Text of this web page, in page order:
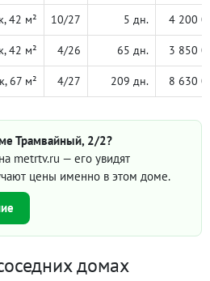
42 м² 10/27 5 дн. 4 200
42 м² 4/26 65 дн. 3 850
67 м² 4/27 209 дн. 8 630
Трамвайный, 2/2?
metrtv.ru — его увидят
цены именно в этом доме.
домах